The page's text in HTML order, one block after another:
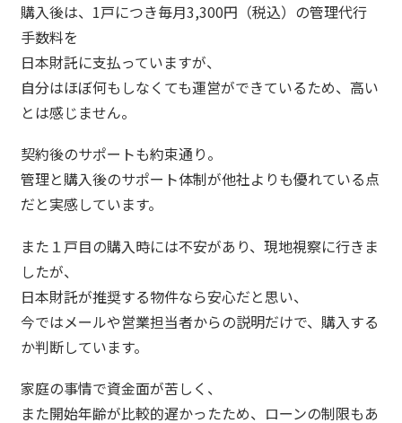
購入後は、1戸につき毎月3,300円（税込）の管理代行
手数料を
日本財託に支払っていますが、
自分はほぼ何もしなくても運営ができているため、高い
とは感じません。
契約後のサポートも約束通り。
管理と購入後のサポート体制が他社よりも優れている点
だと実感しています。
また１戸目の購入時には不安があり、現地視察に行きま
したが、
日本財託が推奨する物件なら安心だと思い、
今ではメールや営業担当者からの説明だけで、購入する
か判断しています。
家庭の事情で資金面が苦しく、
また開始年齢が比較的遅かったため、ローンの制限もあ